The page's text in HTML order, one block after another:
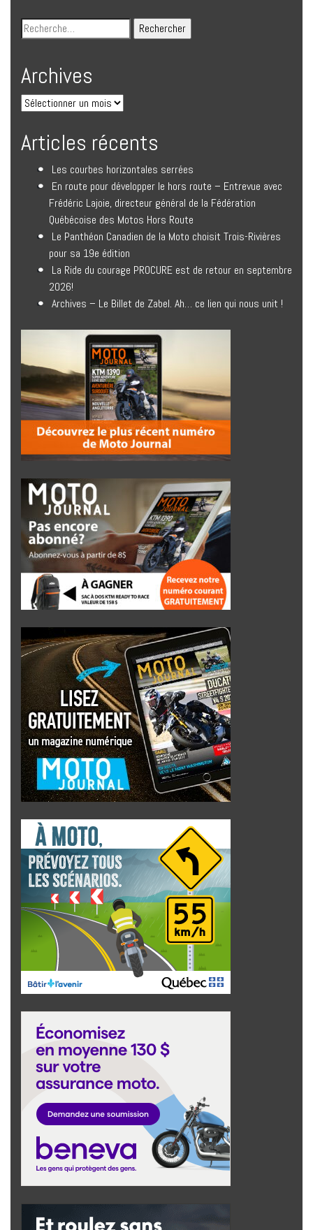
Archives
Articles récents
Les courbes horizontales serrées
En route pour développer le hors route – Entrevue avec
Frédéric Lajoie, directeur général de la Fédération
Québécoise des Motos Hors Route
Le Panthéon Canadien de la Moto choisit Trois-Rivières
pour sa 19e édition
La Ride du courage PROCURE est de retour en septembre
2026!
Archives – Le Billet de Zabel. Ah… ce lien qui nous unit !